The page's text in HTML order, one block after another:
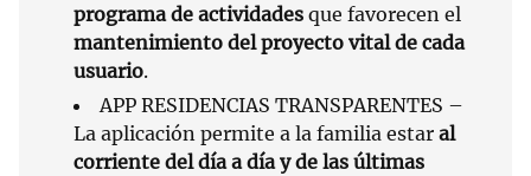
programa de actividades que favorecen el
mantenimiento del proyecto vital de cada
usuario.
APP RESIDENCIAS TRANSPARENTES –
La aplicación permite a la familia estar al
corriente del día a día y de las últimas